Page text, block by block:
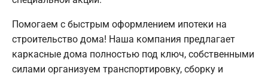
Помогаем с быстрым оформлением ипотеки на
строительство дома! Наша компания предлагает
каркасные дома полностью под ключ, собственными
силами организуем транспортировку, сборку и